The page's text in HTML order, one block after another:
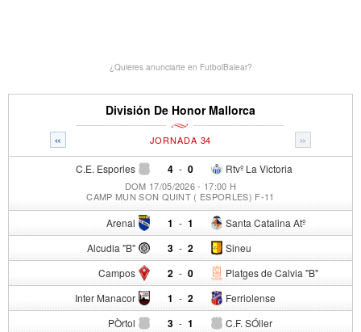
¿Quieres anunciarte en FutbolBalear?
División De Honor Mallorca
« »
JORNADA 34
C.E. Esporles 4 - Rtvº La Victoria
0
DOM 17/05/2026 - 17:00 H
CAMP MUN SON QUINT ( ESPORLES) F-11
Arenal 1 - Santa Catalina Atº
1
Alcudia "B" 3 - Sineu
2
Campos 2 - Platges de Calvia "B"
0
Inter Manacor 1 - Ferriolense
2
PÒrtol 3 - C.F. SÓller
1